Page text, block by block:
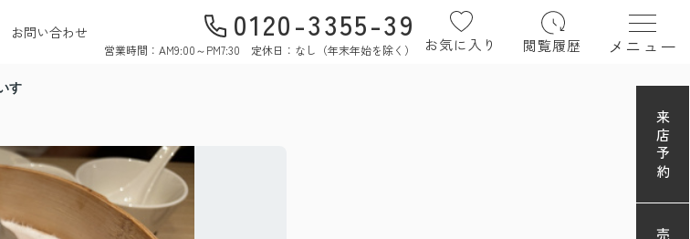
お問い合わせ 0120-3355-39
営業時間：AM9:00～PM7:30 定休日：なし（年末年始を除く） お気に入り 閲覧履歴 メニュー
す
来店予約